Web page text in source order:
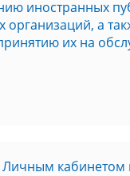
иностранных
а
их на
кабинетом